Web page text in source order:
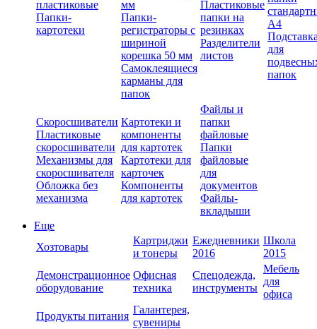
пластиковые
Папки-
картотеки
мм
Папки-
регистраторы с
шириной
корешка 50 мм
Самоклеящиеся
карманы для
папок
Пластиковые
папки на
резинках
Разделители
листов
А4
для
папок
Скоросшиватели
Пластиковые
скоросшиватели
Механизмы для
скоросшивателя
Обложка без
механизма
Картотеки и
компоненты
для картотек
Картотеки для
карточек
Компоненты
для картотек
Файлы и
папки
файловые
Папки
файловые
для
документов
Файлы-
вкладыши
Еще
Хозтовары
Картриджи
и тонеры
Ежедневники
2016
Школа
2015
Демонстрационное
оборудование
Офисная
техника
Спецодежда,
инструменты
Мебель
для
офиса
Продукты питания
Галантерея,
сувениры